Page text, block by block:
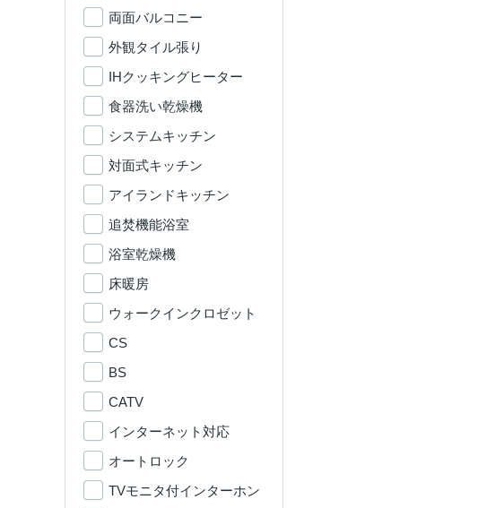
両面バルコニー
外観タイル張り
IHクッキングヒーター
食器洗い乾燥機
システムキッチン
対面式キッチン
アイランドキッチン
追焚機能浴室
浴室乾燥機
床暖房
ウォークインクロゼット
CS
BS
CATV
インターネット対応
オートロック
TVモニタ付インターホン